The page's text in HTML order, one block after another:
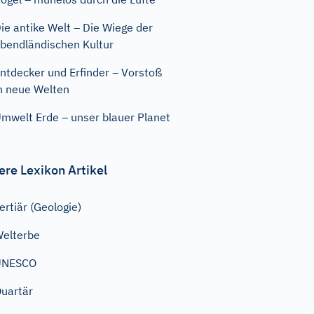
antike Welt – Die Wiege der
Kultur
und Erfinder – Vorstoß
neue Welten
Erde – unser blauer Planet
Lexikon Artikel
(Geologie)